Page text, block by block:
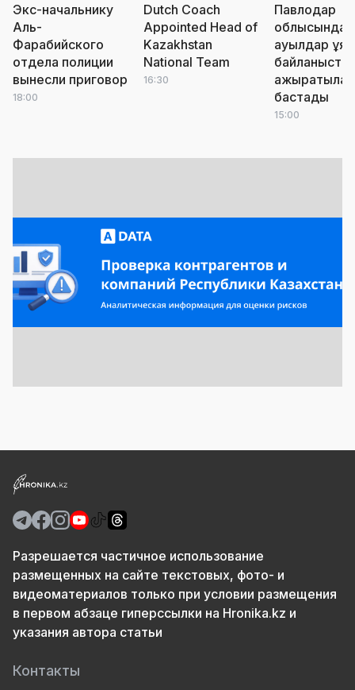
Экс-начальнику
Аль-
Фарабийского
отдела полиции
вынесли приговор
18:00
Dutch Coach
Appointed Head of
Kazakhstan
National Team
16:30
Павлодар
облысында
ауылдар
байланыстан
ажыратыла
бастады
15:00
Разрешается частичное использование
размещенных на сайте текстовых, фото- и
видеоматериалов только при условии размещения
в первом абзаце гиперссылки на Hronika.kz и
указания автора статьи
Контакты